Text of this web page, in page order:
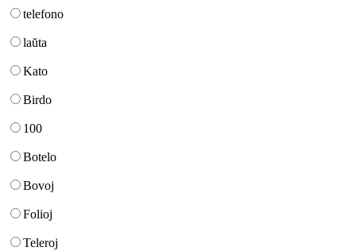
telefono
laŭta
Kato
Birdo
100
Botelo
Bovoj
Folioj
Teleroj